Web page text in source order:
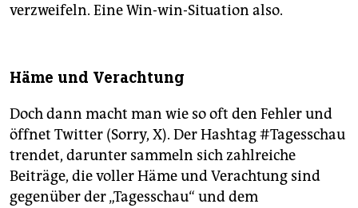
verzweifeln. Eine Win-win-Situation also.
Häme und Verachtung
Doch dann macht man wie so oft den Fehler und
öffnet Twitter (Sorry, X). Der Hashtag #Tagesschau
trendet, darunter sammeln sich zahlreiche
Beiträge, die voller Häme und Verachtung sind
gegenüber der „Tagesschau“ und dem